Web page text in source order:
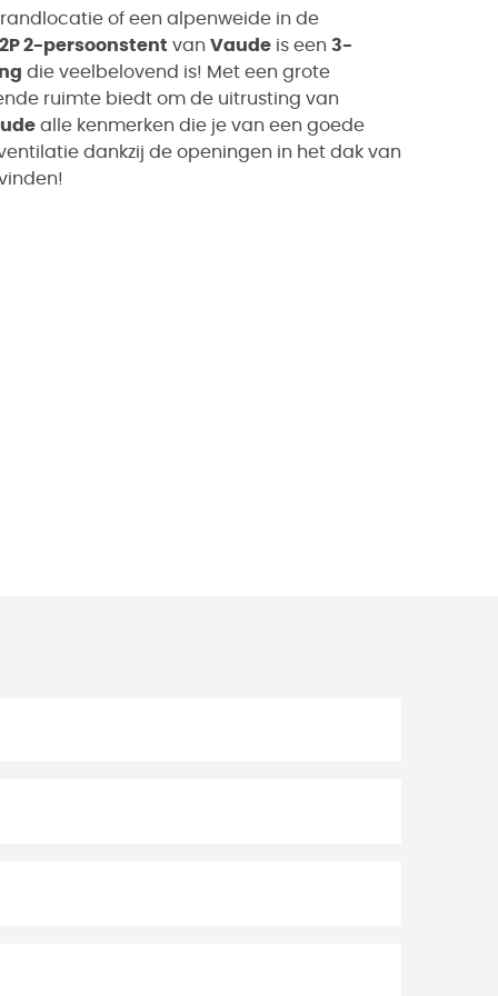
of een alpenweide in de
2-persoonstent van Vaude is een 3-
die veelbelovend is! Met een grote
ruimte biedt om de uitrusting van
alle kenmerken die je van een goede
dankzij de openingen in het dak van